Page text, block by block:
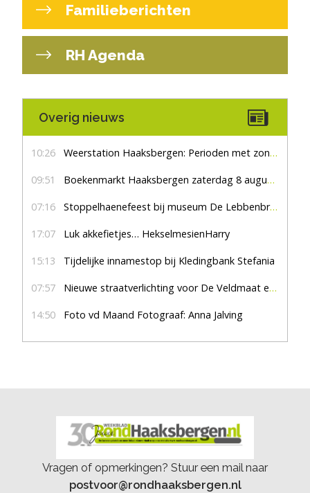
Familieberichten
RH Agenda
Overig nieuws
10:26 Weerstation Haaksbergen: Perioden met zon en droog
09:51 Boekenmarkt Haaksbergen zaterdag 8 augustus, marktplein Haaksbergen
07:16 Stoppelhaenefeest bij museum De Lebbenbrugge
17:07 Luk akkefietjes… HekselmesienHarry
15:13 Tijdelijke innamestop bij Kledingbank Stefania
07:57 Nieuwe straatverlichting voor De Veldmaat en De Pas
14:50 Foto vd Maand Fotograaf: Anna Jalving
Vragen of opmerkingen? Stuur een mail naar
postvoor@rondhaaksbergen.nl